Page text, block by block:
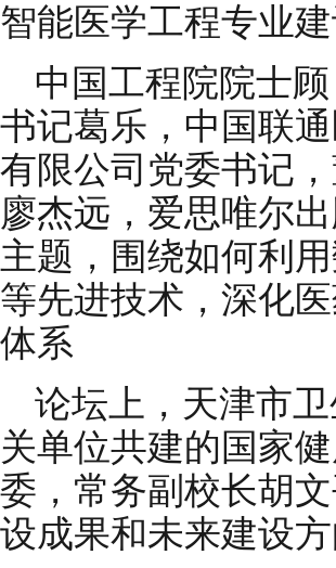
智能医学工程专业
中国工程院院士
书记葛乐，中国联
有限公司党委书记
廖杰远，爱思唯尔
主题，围绕如何利
等先进技术，深化
体系
论坛上，天津市
关单位共建的国家
委，常务副校长胡
设成果和未来建设方